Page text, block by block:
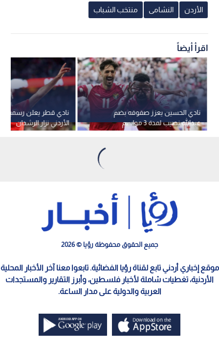
الأردن النشامى منتخب الشباب
اقرأ أيضاً
نادي قطر يعلن رسميا
الأردني نزار الرشدان
نادي الحسين يعزز صفوفه بضم
عبدالله نصيب لمدة 3 مواسم
0
0
مدربا للنشامى
استمع للخبر: